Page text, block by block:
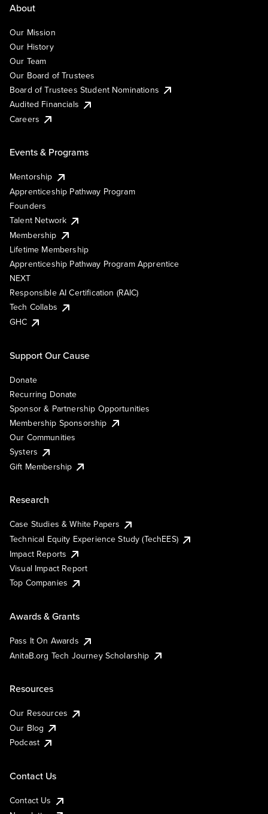
About
Our Mission
Our History
Our Team
Our Board of Trustees
Board of Trustees Student Nominations
Audited Financials
Careers
Events & Programs
Mentorship
Apprenticeship Pathway Program
Founders
Talent Network
Membership
Lifetime Membership
Apprenticeship Pathway Program Apprentice
NEXT
Responsible AI Certification (RAIC)
Tech Collabs
GHC
Support Our Cause
Donate
Recurring Donate
Sponsor & Partnership Opportunities
Membership Sponsorship
Our Communities
Systers
Gift Membership
Research
Case Studies & White Papers
Technical Equity Experience Study (TechEES)
Impact Reports
Visual Impact Report
Top Companies
Awards & Grants
Pass It On Awards
AnitaB.org Tech Journey Scholarship
Resources
Our Resources
Our Blog
Podcast
Contact Us
Contact Us